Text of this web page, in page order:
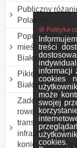
🍪 Polityka
treści
informacji
cookies
może
swojej
cookies.
Publiczny
Polaków
Popularyzacja
mieście -
Białegostoku
Pikieta w
Białowieskiej.
infrastruktury
konieczności